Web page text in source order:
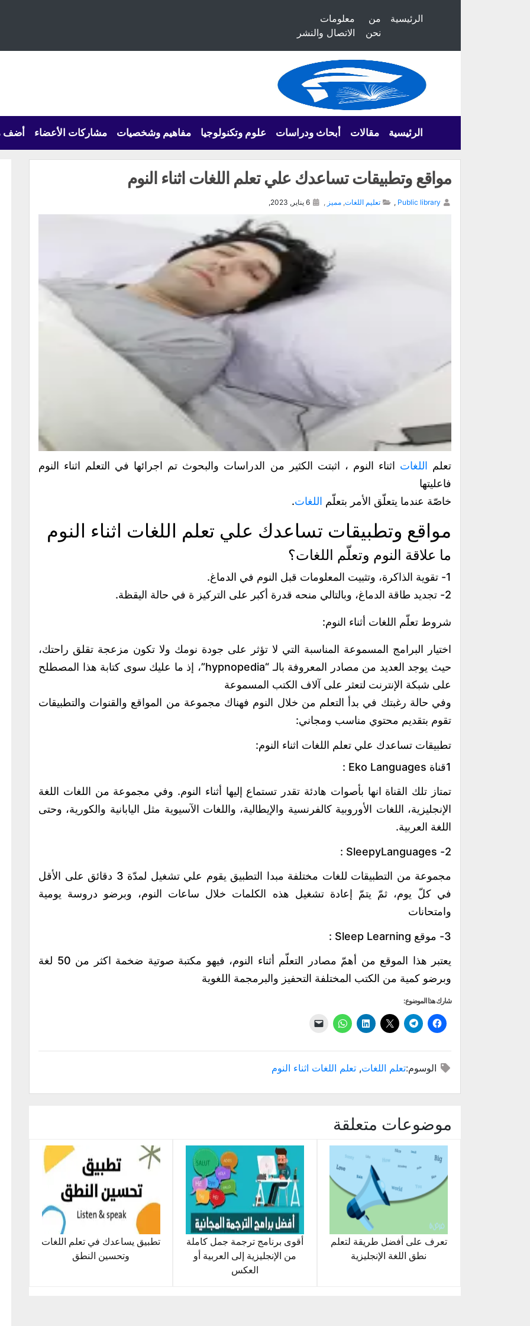
الرئيسية
من
نحن
معلومات
الاتصال والنشر
الرئيسية مقالات أبحاث ودراسات علوم وتكنولوجيا مفاهيم وشخصيات مشاركات الأعضاء أضف
مواقع وتطبيقات تساعدك علي تعلم اللغات اثناء النوم
Public library
, تعليم اللغات, مميز ,
تعلم اللغات اثناء النوم ، اثبتت الكثير من الدراسات والبحوث تم اجرائها في التعلم اثناء النوم
فاعليتها
خاصّة عندما يتعلّق الأمر بتعلّم اللغات.
مواقع وتطبيقات تساعدك علي تعلم اللغات اثناء النوم
ما علاقة النوم وتعلّم اللغات؟
1- تقوية الذاكرة، وتثبيت المعلومات قبل النوم في الدماغ.
2- تجديد طاقة الدماغ، وبالتالي منحه قدرة أكبر على التركيز ة في حالة اليقظة.
شروط تعلّم اللغات أثناء النوم:
اختيار البرامج المسموعة المناسبة التي لا تؤثر على جودة نومك ولا تكون مزعجة تقلق راحتك،
حيث يوجد العديد من مصادر المعروفة بالـ “hypnopedia”، إذ ما عليك سوى كتابة هذا المصطلح
على شبكة الإنترنت لتعثر على آلاف الكتب المسموعة
وفي حالة رغبتك في بدأ التعلم من خلال النوم فهناك مجموعة من المواقع والقنوات والتطبيقات
تقوم بتقديم محتوي مناسب ومجاني:
تطبيقات تساعدك علي تعلم اللغات اثناء النوم:
1قناة Eko Languages :
تمتاز تلك القناة انها بأصوات هادئة تقدر تستماع إليها أثناء النوم. وفي مجموعة من اللغات اللغة
الإنجليزية، اللغات الأوروبية كالفرنسية والإيطالية، واللغات الآسيوية مثل اليابانية والكورية، وحتى
اللغة العربية.
2- SleepyLanguages :
مجموعة من التطبيقات للغات مختلفة مبدا التطبيق يقوم علي تشغيل لمدّة 3 دقائق على الأقل
في كلّ يوم، ثمّ يتمّ إعادة تشغيل هذه الكلمات خلال ساعات النوم، وبرضو دروسة يومية
وامتحانات
3- موقع Sleep Learning :
يعتبر هذا الموقع من أهمّ مصادر التعلّم أثناء النوم، فيهو مكتبة صوتية ضخمة اكثر من 50 لغة
وبرضو كمية من الكتب المختلفة التحفيز والبرمجمة اللغوية
شارك هذا الموضوع:
انقر
للمشاركة
(فتح
نافذة
جديدة)
انقر
للمشاركة
(فتح
نافذة
جديدة)
النقر
للمشاركة
(فتح
نافذة
جديدة)
اضغط
لتشارك
(فتح
نافذة
جديدة)
انقر
للمشاركة
(فتح
نافذة
جديدة)
البريد
إلى
في
الوسوم:تعلم اللغات, تعلم اللغات اثناء النوم
موضوعات متعلقة
تعرف على أفضل طريقة لتعلم
نطق اللغة الإنجليزية
أقوى برنامج ترجمة جمل كاملة
من الإنجليزية إلى العربية أو
العكس
تطبيق يساعدك في تعلم اللغات
وتحسين النطق